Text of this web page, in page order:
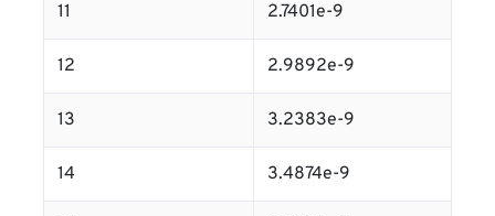
11 2.7401e-9
12 2.9892e-9
13 3.2383e-9
14 3.4874e-9